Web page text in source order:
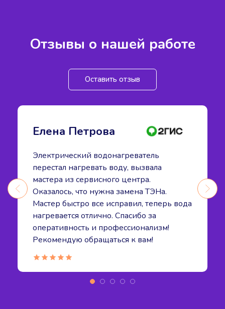
Отзывы о нашей работе
Оставить отзыв
Елена Петрова
Электрический водонагреватель
перестал нагревать воду, вызвала
мастера из сервисного центра.
Оказалось, что нужна замена ТЭНа.
Мастер быстро все исправил, теперь вода
нагревается отлично. Спасибо за
оперативность и профессионализм!
Рекомендую обращаться к вам!